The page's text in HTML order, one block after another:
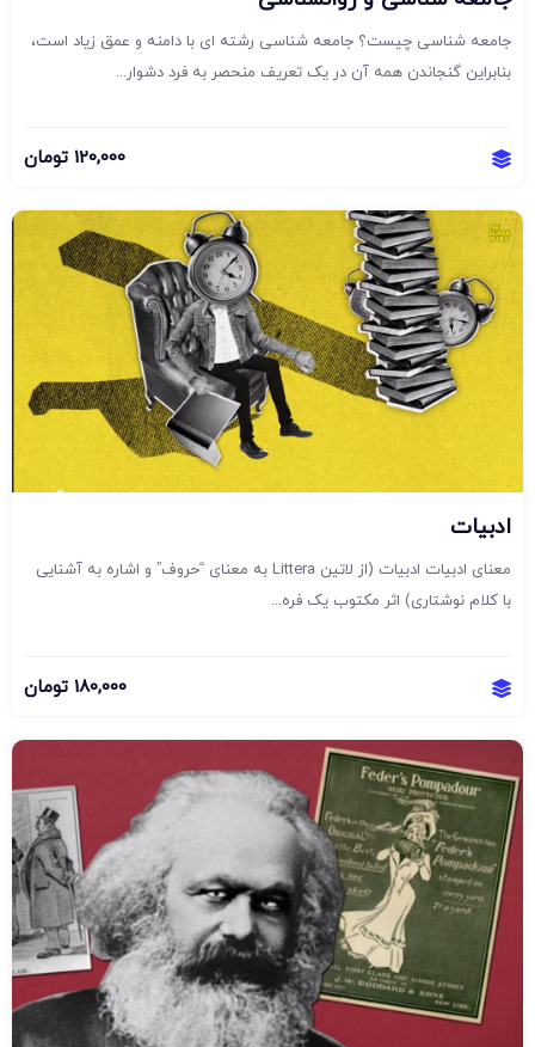
جامعه شناسی چیست؟ جامعه شناسی رشته ای با دامنه و عمق زیاد است،
بنابراین گنجاندن همه آن در یک تعریف منحصر به فرد دشوار...
120,000 تومان
ادبیات
معنای ادبیات ادبیات (از لاتین Littera به معنای “حروف” و اشاره به آشنایی
با کلام نوشتاری) اثر مکتوب یک فره...
180,000 تومان